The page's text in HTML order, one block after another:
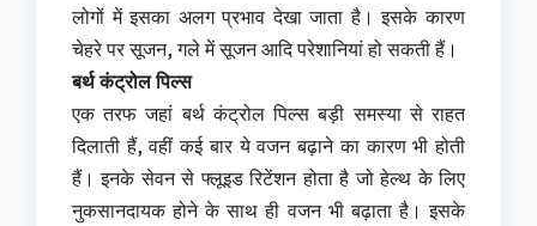
लोगों में इसका अलग प्रभाव देखा जाता है। इसके कारण
चेहरे पर सूजन, गले में सूजन आदि परेशानियां हो सकती हैं।
बर्थ कंट्रोल पिल्स
एक तरफ जहां बर्थ कंट्रोल पिल्स बड़ी समस्या से राहत
दिलाती हैं, वहीं कई बार ये वजन बढ़ाने का कारण भी होती
हैं। इनके सेवन से फ्लूइड रिटेंशन होता है जो हेल्थ के लिए
नुकसानदायक होने के साथ ही वजन भी बढ़ाता है। इसके